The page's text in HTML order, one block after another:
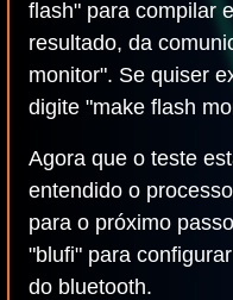
flash" para compilar
resultado, da
monitor". Se quiser
digite "make flash
Agora que o teste
entendido o
para o próximo
"blufi" para
do bluetooth.